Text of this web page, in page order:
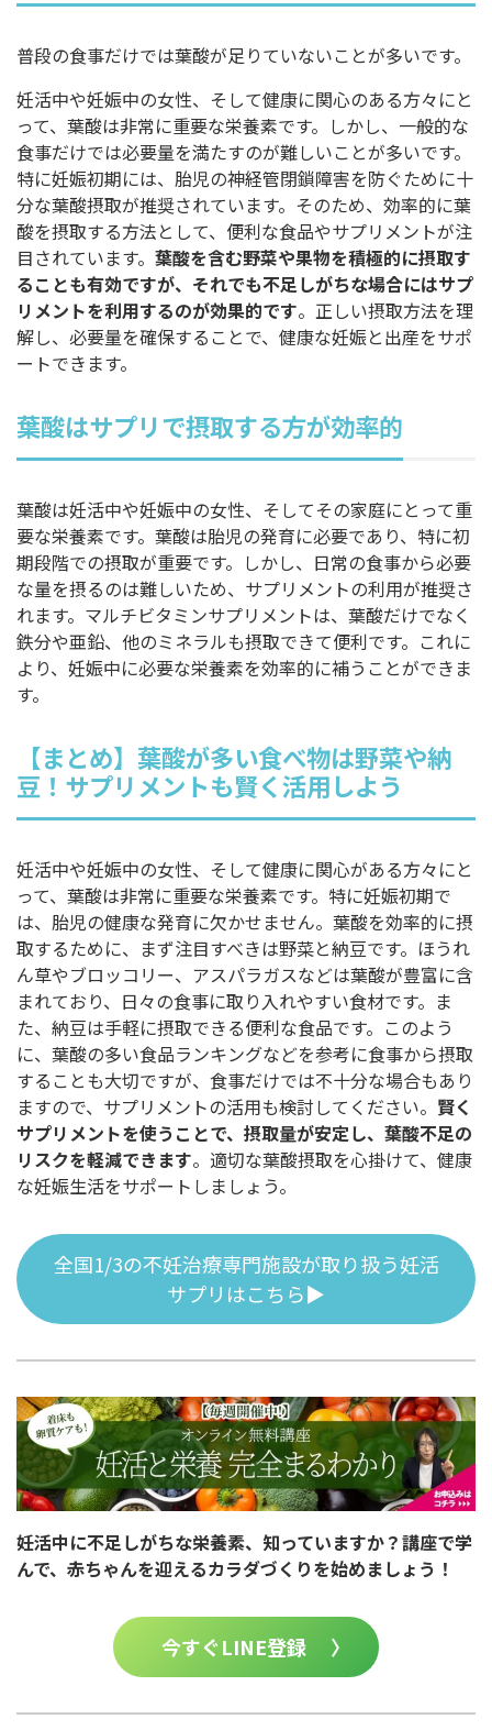
普段の食事だけでは葉酸が足りていないことが多いです。
妊活中や妊娠中の女性、そして健康に関心のある方々にと
って、葉酸は非常に重要な栄養素です。しかし、一般的な
食事だけでは必要量を満たすのが難しいことが多いです。
特に妊娠初期には、胎児の神経管閉鎖障害を防ぐために十
分な葉酸摂取が推奨されています。そのため、効率的に葉
酸を摂取する方法として、便利な食品やサプリメントが注
目されています。 葉酸を含む野菜や果物を積極的に摂取す
ることも有効ですが、それでも不足しがちな場合にはサプ
リメントを利用するのが効果的です。正しい摂取方法を理
解し、必要量を確保することで、健康な妊娠と出産をサポ
ートできます。
葉酸はサプリで摂取する方が効率的
葉酸は妊活中や妊娠中の女性、そしてその家庭にとって重
要な栄養素です。葉酸は胎児の発育に必要であり、特に初
期段階での摂取が重要です。しかし、日常の食事から必要
な量を摂るのは難しいため、サプリメントの利用が推奨さ
れます。マルチビタミンサプリメントは、葉酸だけでなく
鉄分や亜鉛、他のミネラルも摂取できて便利です。これに
より、妊娠中に必要な栄養素を効率的に補うことができま
す。
【まとめ】葉酸が多い食べ物は野菜や納
豆！サプリメントも賢く活用しよう
妊活中や妊娠中の女性、そして健康に関心がある方々にと
って、葉酸は非常に重要な栄養素です。特に妊娠初期で
は、胎児の健康な発育に欠かせません。葉酸を効率的に摂
取するために、まず注目すべきは野菜と納豆です。ほうれ
ん草やブロッコリー、アスパラガスなどは葉酸が豊富に含
まれており、日々の食事に取り入れやすい食材です。ま
た、納豆は手軽に摂取できる便利な食品です。このよう
に、葉酸の多い食品ランキングなどを参考に食事から摂取
することも大切ですが、食事だけでは不十分な場合もあり
ますので、サプリメントの活用も検討してください。 賢く
サプリメントを使うことで、摂取量が安定し、葉酸不足の
リスクを軽減できます。適切な葉酸摂取を心掛けて、健康
な妊娠生活をサポートしましょう。
全国1/3の不妊治療専門施設が取り扱う妊活
サプリはこちら▶
妊活中に不足しがちな栄養素、知っていますか？講座で学
んで、赤ちゃんを迎えるカラダづくりを始めましょう！
今すぐLINE登録 〉